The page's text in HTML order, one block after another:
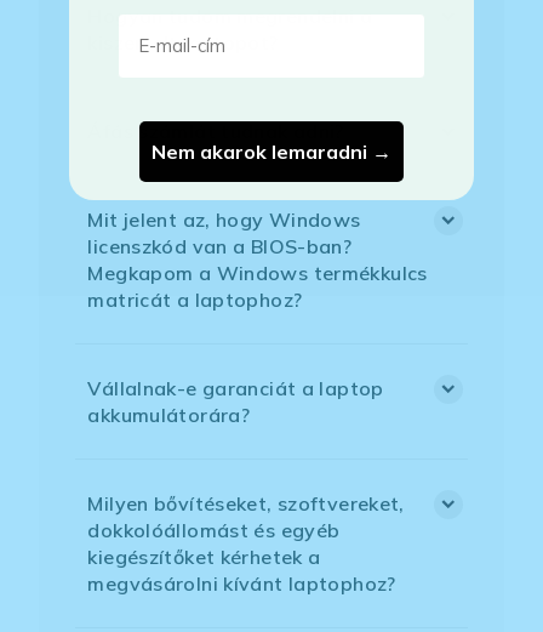
Hogyan tudom megrendelni a
kiszemelt laptopot?
Áfás számlát tudnak adni?
Mit jelent az, hogy Windows
licenszkód van a BIOS-ban?
Megkapom a Windows termékkulcs
matricát a laptophoz?
Vállalnak-e garanciát a laptop
akkumulátorára?
Milyen bővítéseket, szoftvereket,
dokkolóállomást és egyéb
kiegészítőket kérhetek a
megvásárolni kívánt laptophoz?
Nem akarok lemaradni →